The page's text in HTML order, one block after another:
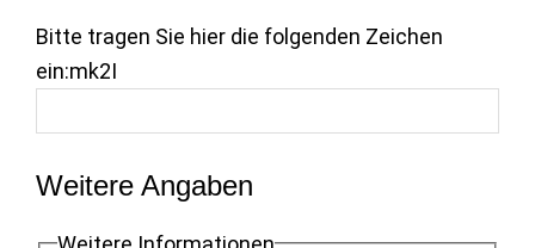
Bitte tragen Sie hier die folgenden Zeichen
ein:mk2I
Weitere Angaben